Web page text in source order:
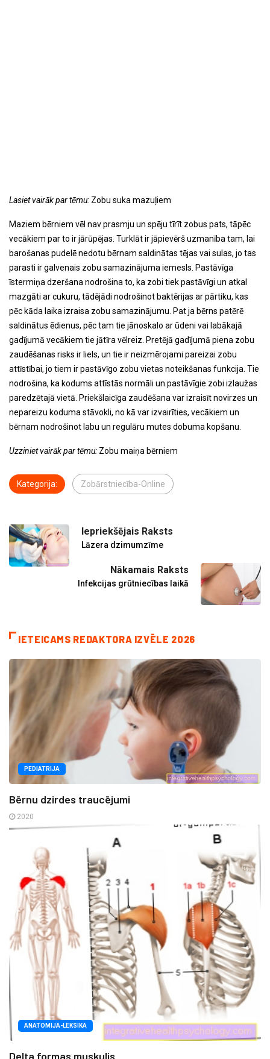
Lasiet vairāk par tēmu: Zobu suka mazuļiem
Maziem bērniem vēl nav prasmju un spēju tīrīt zobus pats, tāpēc
vecākiem par to ir jārūpējas. Turklāt ir jāpievērš uzmanība tam, lai
barošanas pudelē nedotu bērnam saldinātas tējas vai sulas, jo tas
parasti ir galvenais zobu samazinājuma iemesls. Pastāvīga
īstermiņa dzeršana nodrošina to, ka zobi tiek pastāvīgi un atkal
mazgāti ar cukuru, tādējādi nodrošinot baktērijas ar pārtiku, kas
pēc kāda laika izraisa zobu samazinājumu. Pat ja bērns patērē
saldinātus ēdienus, pēc tam tie jānoskalo ar ūdeni vai labākajā
gadījumā vecākiem tie jātīra vēlreiz. Pretējā gadījumā piena zobu
zaudēšanas risks ir liels, un tie ir neizmērojami pareizai zobu
attīstībai, jo tiem ir pastāvīgo zobu vietas noteikšanas funkcija. Tie
nodrošina, ka kodums attīstās normāli un pastāvīgie zobi izlaužas
paredzētajā vietā. Priekšlaicīga zaudēšana var izraisīt novirzes un
nepareizu koduma stāvokli, no kā var izvairīties, vecākiem un
bērnam nodrošinot labu un regulāru mutes dobuma kopšanu.
Uzziniet vairāk par tēmu: Zobu maiņa bērniem
Kategorija: Zobārstniecība-Online
Iepriekšējais Raksts
Lāzera dzimumzīme
Nākamais Raksts
Infekcijas grūtniecības laikā
IETEICAMS REDAKTORA IZVĒLE 2026
PEDIATRIJA
Bērnu dzirdes traucējumi
2020
ANATOMIJA-LEKSIKA
Delta formas muskulis